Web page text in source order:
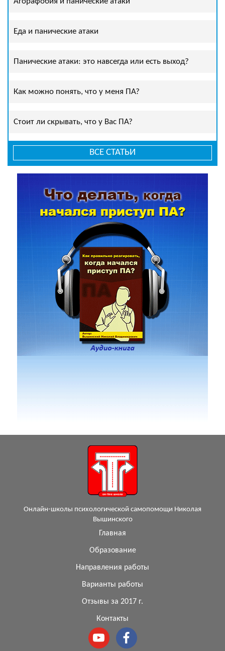
Еда и панические атаки
Панические атаки: это навсегда или есть выход?
Как можно понять, что у меня ПА?
Стоит ли скрывать, что у Вас ПА?
ВСЕ СТАТЬИ
Онлайн-школы психологической самопомощи Николая
Вышинского
Главная
Образование
Направления работы
Варианты работы
Отзывы за 2017 г.
Контакты